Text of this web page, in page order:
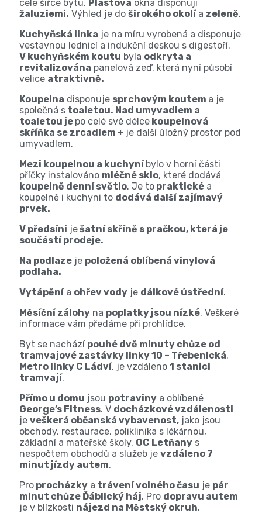
celé šířce bytu. Plastová okna disponují
žaluziemi. Výhled je do širokého okolía zeleně.
Kuchyňská linka je na míru vyrobená a disponuje
vestavnou lednicí a indukční deskou s digestoří.
V kuchyňském koutu byla odkryta a
revitalizována panelová zeď, která nyní působí
velice atraktivně.
Koupelna disponuje sprchovým koutem a je
společná s toaletou. Nad umyvadlem a
toaletou je po celé své délce koupelnová
skříňka se zrcadlem + je další úložný prostor pod
umyvadlem.
Mezi koupelnou a kuchyníbylo v horní části
příčky instalováno mléčné sklo, které dodává
koupelně denní světlo. Je to praktické a
koupelně i kuchyni to dodává další zajímavý
prvek.
V předsíni ješatní skříně s pračkou, která je
součástí prodeje.
Na podlaze je položená oblíbená vinylová
podlaha.
Vytápěnía ohřev vody je dálkové ústřední.
Měsíční zálohy na poplatky jsou nízké. Veškeré
informace vám předáme při prohlídce.
Byt se nachází pouhé dvě minuty chůze od
tramvajové zastávky linky 10 – Třebenická.
Metro linky C Ládví, je vzdáleno 1 stanici
tramvají.
Přímo u domu jsou potraviny a oblíbené
George’s Fitness. V docházkové vzdálenosti
je veškerá občanská vybavenost, jako jsou
obchody, restaurace, poliklinika s lékárnou,
základní a mateřské školy. OC Letňany s
nespočtem obchodů a služeb je vzdáleno 7
minut jízdy autem.
Pro procházky a trávení volného času je pár
minut chůze Ďáblický háj. Pro dopravu autem
je v blízkosti nájezd na Městský okruh.